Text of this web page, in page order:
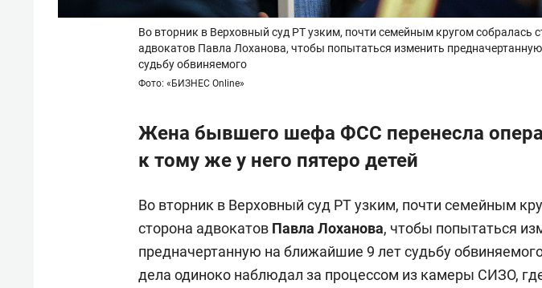
Во вторник в Верховный суд РТ узким, почти семейным кругом собралась
адвокатов Павла Лоханова, чтобы попытаться изменить
судьбу обвиняемого
Фото: «БИЗНЕС Online»
Жена бывшего шефа ФСС перенесла
к тому же у него пятеро детей
Во вторник в Верховный суд РТ узким, почти семейным
сторона адвокатов Павла Лоханова, чтобы попытаться
предначертанную на ближайшие 9 лет судьбу
дела одиноко наблюдал за процессом из камеры СИЗО,